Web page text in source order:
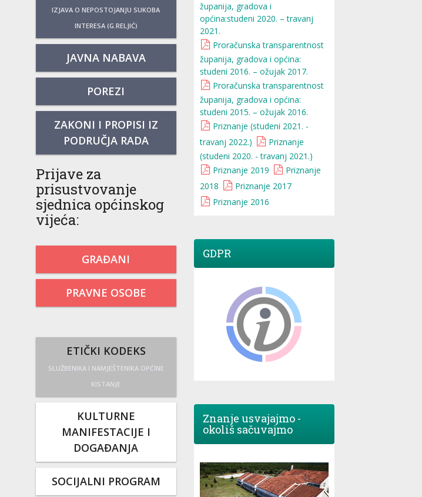
IZJAVA O NEPOSTOJANJU SUKOBA
INTERESA (G.RELJIĆ)
JAVNA NABAVA
POREZI
ZAKONI I PROPISI IZ
PODRUČJA RADA
Prijave za
prisustvovanje
sjednica općinskog
vijeća:
GRAĐANI
PRAVNE OSOBE
ETIČKI KODEKS
SLUŽBENIKA I NAMJEŠTENIKA OPĆINE
KISTANJE
KULTURNE
MANIFESTACIJE I
DOGAĐANJA
SOCIJALNI PROGRAM
županija, gradova i
općina:studeni 2020. – travanj
2021.
Proračunska transparentnost
županija, gradova i općina:
studeni 2016. – ožujak 2017.
Proračunska transparentnost
županija, gradova i općina:
studeni 2015. – ožujak 2016.
Priznanje (studeni 2021. -
travanj 2022.)
Priznanje
(studeni 2020. - travanj 2021.)
Priznanje 2019
Priznanje
2018
Priznanje 2017
Priznanje 2016
GDPR
Znanje usvajajmo -
okoliš sačuvajmo